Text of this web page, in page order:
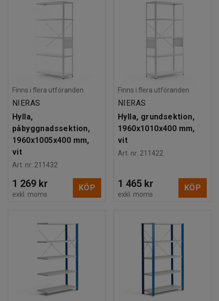
Finns i flera utföranden
NIERAS
Hylla,
påbyggnadssektion,
1960x1005x400 mm,
vit
Art. nr: 211432
1 269 kr
exkl. moms
KÖP
Finns i flera utföranden
NIERAS
Hylla, grundsektion,
1960x1010x400 mm,
vit
Art. nr: 211422
1 465 kr
exkl. moms
KÖP